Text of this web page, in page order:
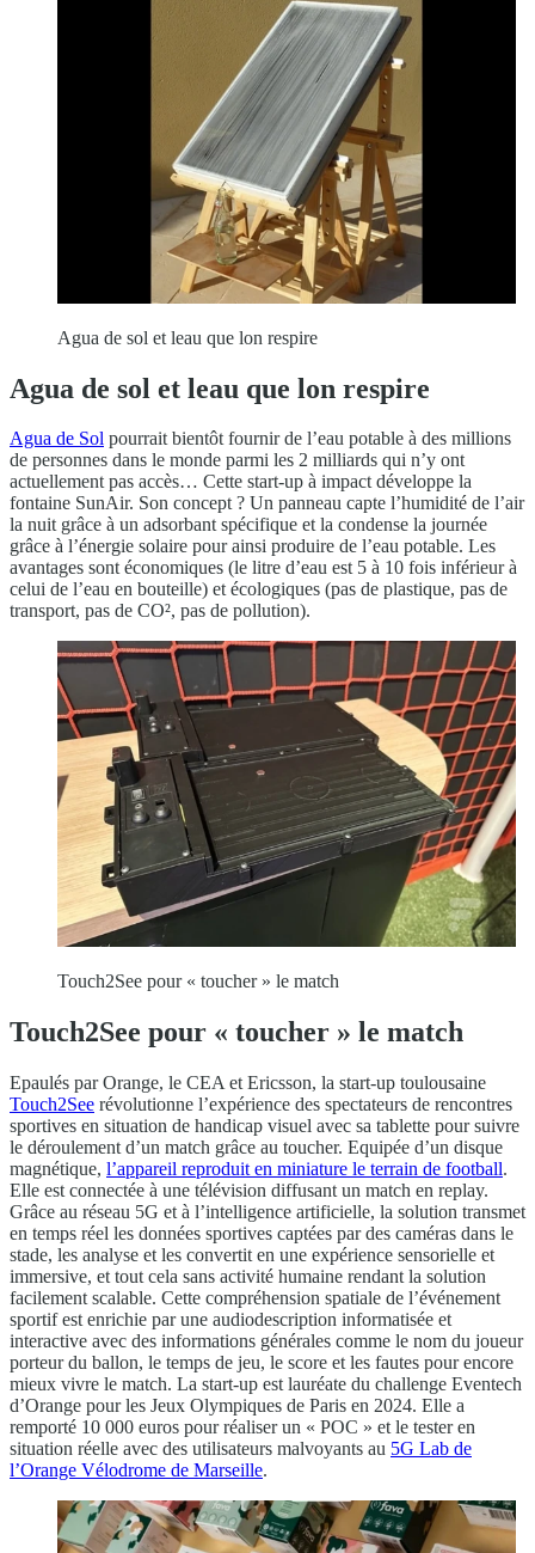
Agua de sol et leau que lon respire
Agua de sol et leau que lon respire
Agua de Sol pourrait bientôt fournir de l’eau potable à des millions
de personnes dans le monde parmi les 2 milliards qui n’y ont
actuellement pas accès… Cette start-up à impact développe la
fontaine SunAir. Son concept ? Un panneau capte l’humidité de l’air
la nuit grâce à un adsorbant spécifique et la condense la journée
grâce à l’énergie solaire pour ainsi produire de l’eau potable. Les
avantages sont économiques (le litre d’eau est 5 à 10 fois inférieur à
celui de l’eau en bouteille) et écologiques (pas de plastique, pas de
transport, pas de CO², pas de pollution).
Touch2See pour « toucher » le match
Touch2See pour « toucher » le match
Epaulés par Orange, le CEA et Ericsson, la start-up toulousaine
Touch2See révolutionne l’expérience des spectateurs de rencontres
sportives en situation de handicap visuel avec sa tablette pour suivre
le déroulement d’un match grâce au toucher. Equipée d’un disque
magnétique, l’appareil reproduit en miniature le terrain de football.
Elle est connectée à une télévision diffusant un match en replay.
Grâce au réseau 5G et à l’intelligence artificielle, la solution transmet
en temps réel les données sportives captées par des caméras dans le
stade, les analyse et les convertit en une expérience sensorielle et
immersive, et tout cela sans activité humaine rendant la solution
facilement scalable. Cette compréhension spatiale de l’événement
sportif est enrichie par une audiodescription informatisée et
interactive avec des informations générales comme le nom du joueur
porteur du ballon, le temps de jeu, le score et les fautes pour encore
mieux vivre le match. La start-up est lauréate du challenge Eventech
d’Orange pour les Jeux Olympiques de Paris en 2024. Elle a
remporté 10 000 euros pour réaliser un « POC » et le tester en
situation réelle avec des utilisateurs malvoyants au 5G Lab de
l’Orange Vélodrome de Marseille.